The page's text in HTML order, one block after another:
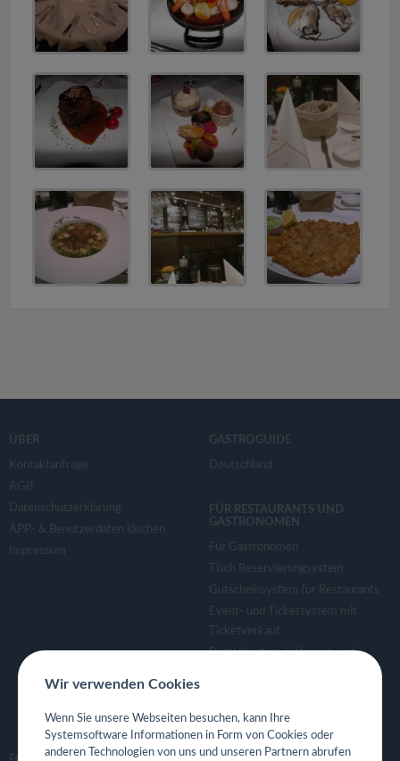
ÜBER
Kontaktanfrage
AGB
Datenschutzerklärung
APP- & Benutzerdaten löschen
Impressum
GASTROGUIDE
Deutschland
FÜR RESTAURANTS UND
GASTRONOMEN
Für Gastronomen
Tisch Reservierungsystem
Gutscheinsystem für Restaurants
Event- und Ticketsystem mit
Ticketverkauf
Bestellsystem Lieferung und
Eigene App für Restaurant
Wir verwenden Cookies
Wenn Sie unsere Webseiten besuchen, kann Ihre
Systemsoftware Informationen in Form von Cookies oder
anderen Technologien von uns und unseren Partnern abrufen
t
i